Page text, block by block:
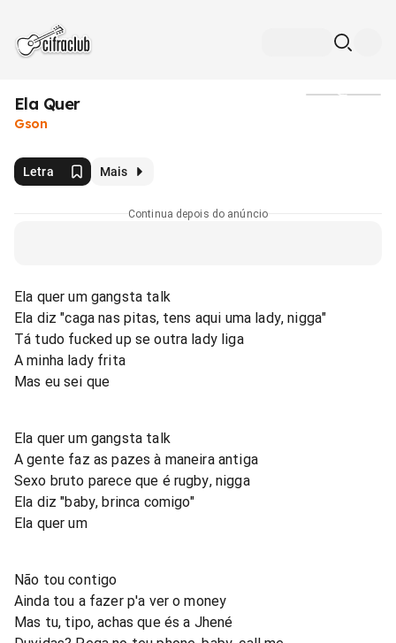
Ela Quer
Gson
Letra Mais
Continua depois do anúncio
Ela quer um gangsta talk
Ela diz "caga nas pitas, tens aqui uma lady, nigga"
Tá tudo fucked up se outra lady liga
A minha lady frita
Mas eu sei que
Ela quer um gangsta talk
A gente faz as pazes à maneira antiga
Sexo bruto parece que é rugby, nigga
Ela diz "baby, brinca comigo"
Ela quer um
Não tou contigo
Ainda tou a fazer p'a ver o money
Mas tu, tipo, achas que és a Jhené